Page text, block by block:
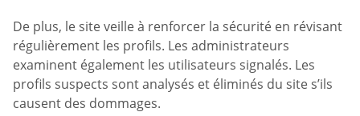
De plus, le site veille à renforcer la sécurité en révisant
régulièrement les profils. Les administrateurs
examinent également les utilisateurs signalés. Les
profils suspects sont analysés et éliminés du site s’ils
causent des dommages.